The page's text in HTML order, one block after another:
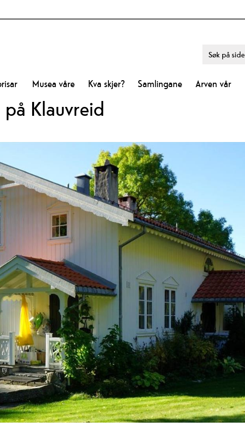
Musea våre Kva skjer? Samlingane Arven vår
Klauvreid